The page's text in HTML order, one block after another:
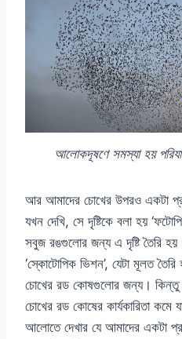
আলোকদূষণে সমস্যা হয়
আর আমাদের চোখের উপরও একটা
যখন দেখি, সে দৃষ্টিকে বলা হয়
সবুজ রঙগুলোর জন্য এ দৃষ্টি তৈরি
‘স্কোটোপিক ভিশন’, যেটা মূলত
চোখের রড কোষগুলোর জন্য।
চোখের রড কোষের কার্যকারিতা কমে
আলোতে দেখার যে আমাদের একটা